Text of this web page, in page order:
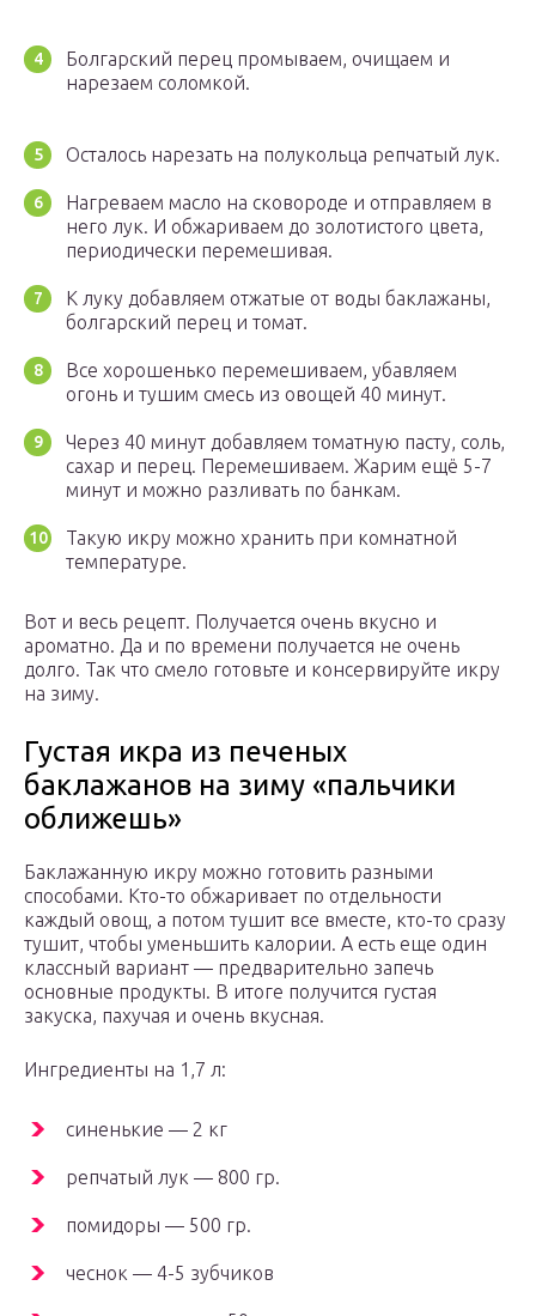
Болгарский перец промываем, очищаем и
нарезаем соломкой.
Осталось нарезать на полукольца репчатый лук.
Нагреваем масло на сковороде и отправляем в
него лук. И обжариваем до золотистого цвета,
периодически перемешивая.
К луку добавляем отжатые от воды баклажаны,
болгарский перец и томат.
Все хорошенько перемешиваем, убавляем
огонь и тушим смесь из овощей 40 минут.
Через 40 минут добавляем томатную пасту, соль,
сахар и перец. Перемешиваем. Жарим ещё 5-7
минут и можно разливать по банкам.
Такую икру можно хранить при комнатной
температуре.
Вот и весь рецепт. Получается очень вкусно и
ароматно. Да и по времени получается не очень
долго. Так что смело готовьте и консервируйте икру
на зиму.
Густая икра из печеных
баклажанов на зиму «пальчики
оближешь»
Баклажанную икру можно готовить разными
способами. Кто-то обжаривает по отдельности
каждый овощ, а потом тушит все вместе, кто-то сразу
тушит, чтобы уменьшить калории. А есть еще один
классный вариант — предварительно запечь
основные продукты. В итоге получится густая
закуска, пахучая и очень вкусная.
Ингредиенты на 1,7 л:
синенькие — 2 кг
репчатый лук — 800 гр.
помидоры — 500 гр.
чеснок — 4-5 зубчиков